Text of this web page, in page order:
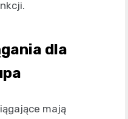
dla
mają